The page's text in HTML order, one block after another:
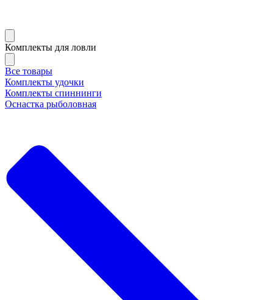
Комплекты для ловли
Все товары
Комплекты удочки
Комплекты спиннинги
Оснастка рыболовная